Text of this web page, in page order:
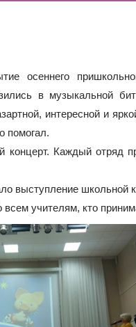
О ПРИЕМЕ В
осеннего
в музыкальной
интересной и
помогал.
концерт. Каждый отряд
выступление школьной
учителям, кто